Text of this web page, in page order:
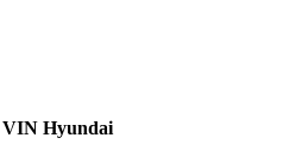
VIN Hyundai